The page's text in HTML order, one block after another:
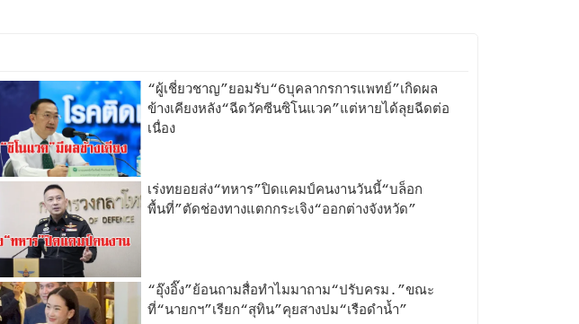
“ผู้เชี่ยวชาญ”ยอมรับ“6บุคลากรการแพทย์”เกิดผล
ข้างเคียงหลัง“ฉีดวัคซีนซิโนแวค”แต่หายได้ลุยฉีดต่อ
เนื่อง
เร่งทยอยส่ง“ทหาร”ปิดแคมป์คนงานวันนี้“บล็อก
พื้นที่”ตัดช่องทางแตกกระเจิง“ออกต่างจังหวัด”
“อุ๊งอิ๊ง”ย้อนถามสื่อทำไมมาถาม“ปรับครม.”ขณะ
ที่“นายกฯ”เรียก“สุทิน”คุยสางปม“เรือดำน้ำ”